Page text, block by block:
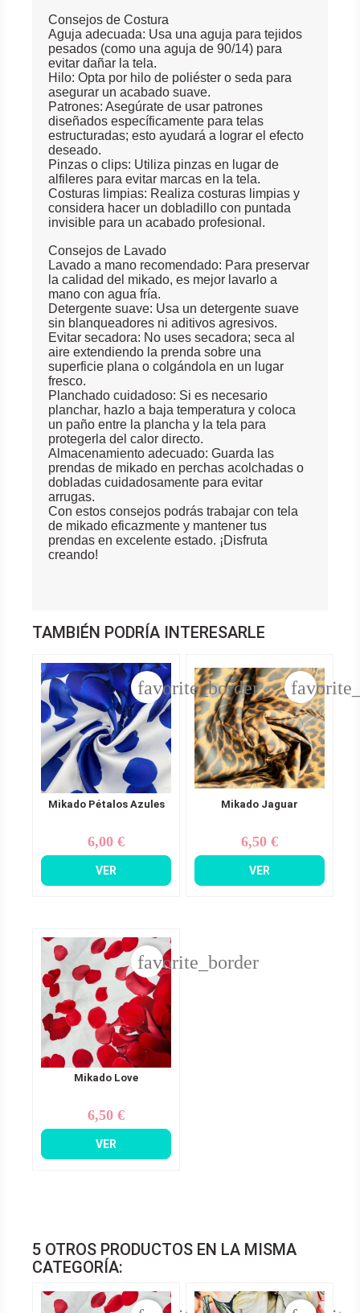
Consejos de Costura
Aguja adecuada: Usa una aguja para tejidos
pesados (como una aguja de 90/14) para
evitar dañar la tela.
Hilo: Opta por hilo de poliéster o seda para
asegurar un acabado suave.
Patrones: Asegúrate de usar patrones
diseñados específicamente para telas
estructuradas; esto ayudará a lograr el efecto
deseado.
Pinzas o clips: Utiliza pinzas en lugar de
alfileres para evitar marcas en la tela.
Costuras limpias: Realiza costuras limpias y
considera hacer un dobladillo con puntada
invisible para un acabado profesional.
Consejos de Lavado
Lavado a mano recomendado: Para preservar
la calidad del mikado, es mejor lavarlo a
mano con agua fría.
Detergente suave: Usa un detergente suave
sin blanqueadores ni aditivos agresivos.
Evitar secadora: No uses secadora; seca al
aire extendiendo la prenda sobre una
superficie plana o colgándola en un lugar
fresco.
Planchado cuidadoso: Si es necesario
planchar, hazlo a baja temperatura y coloca
un paño entre la plancha y la tela para
protegerla del calor directo.
Almacenamiento adecuado: Guarda las
prendas de mikado en perchas acolchadas o
dobladas cuidadosamente para evitar
arrugas.
Con estos consejos podrás trabajar con tela
de mikado eficazmente y mantener tus
prendas en excelente estado. ¡Disfruta
creando!
TAMBIÉN PODRÍA INTERESARLE
Mikado Pétalos Azules
Precio
6,00 €
VER
favorite_border
Mikado Jaguar
Precio
6,50 €
VER
Mikado Love
Precio
6,50 €
VER
favorite_border
5 OTROS PRODUCTOS EN LA MISMA
CATEGORÍA: